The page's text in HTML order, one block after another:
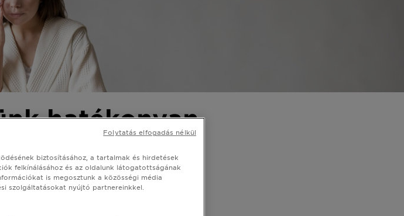
hatékonyan
a szemöldök
biztosításához, a tartalmak és hirdetések
felkínálásához és az oldalunk látogatottságának
is megosztunk a közösségi média
szolgáltatásokat nyújtó partnereinkkel.
Folytatás elfogadás nélkül